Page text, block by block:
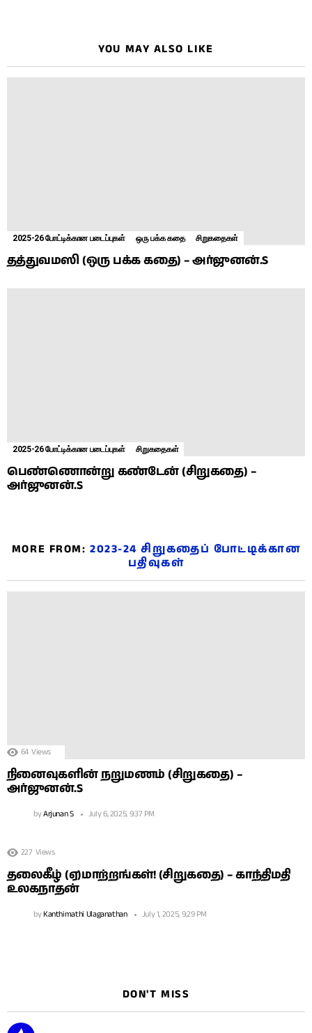
YOU MAY ALSO LIKE
2025-26 போட்டிக்கான படைப்புகள் ஒரு பக்க கதை சிறுகதைகள்
தத்துவமஸி (ஒரு பக்க கதை) – அர்ஜுனன்.S
2025-26 போட்டிக்கான படைப்புகள் சிறுகதைகள்
பெண்ணொன்று கண்டேன் (சிறுகதை) –
அர்ஜுனன்.S
MORE FROM:2023-24 சிறுகதைப் போட்டிக்கான
பதிவுகள்
64 Views
நினைவுகளின் நறுமணம் (சிறுகதை) –
அர்ஜுனன்.S
byArjunan S July 6, 2025, 9:37 PM
227 Views
தலைகீழ் (ஏ)மாற்றங்கள்! (சிறுகதை) – காந்திமதி
உலகநாதன்
byKanthimathi Ulaganathan July 1, 2025, 9:29 PM
DON'T MISS